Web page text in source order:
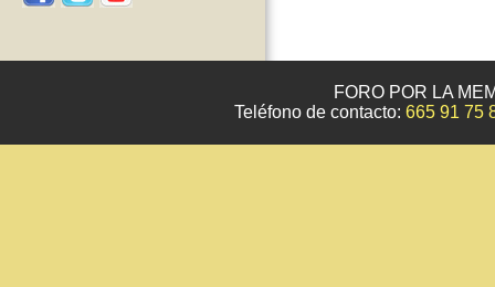
FORO POR LA
Teléfono de contacto: 665 91 75